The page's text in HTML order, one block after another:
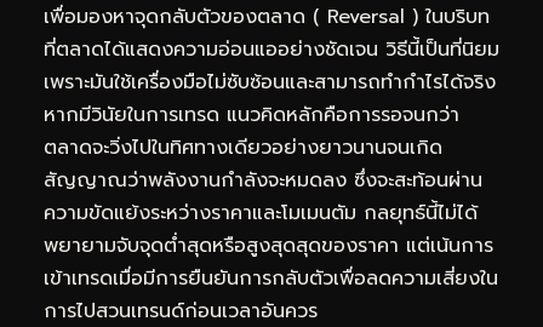
เพื่อมองหาจุดกลับตัวของตลาด ( Reversal ) ในบริบท
ที่ตลาดได้แสดงความอ่อนแออย่างชัดเจน วิธีนี้เป็นที่นิยม
เพราะมันใช้เครื่องมือไม่ซับซ้อนและสามารถทำกำไรได้จริง
หากมีวินัยในการเทรด แนวคิดหลักคือการรอจนกว่า
ตลาดจะวิ่งไปในทิศทางเดียวอย่างยาวนานจนเกิด
สัญญาณว่าพลังงานกำลังจะหมดลง ซึ่งจะสะท้อนผ่าน
ความขัดแย้งระหว่างราคาและโมเมนตัม กลยุทธ์นี้ไม่ได้
พยายามจับจุดต่ำสุดหรือสูงสุดสุดของราคา แต่เน้นการ
เข้าเทรดเมื่อมีการยืนยันการกลับตัวเพื่อลดความเสี่ยงใน
การไปสวนเทรนด์ก่อนเวลาอันควร